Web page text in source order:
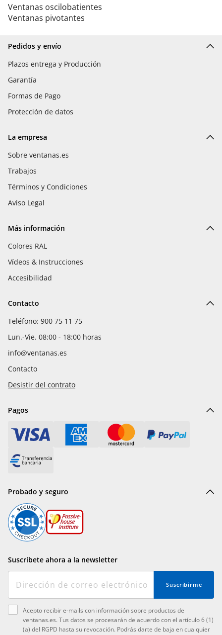
Ventanas oscilobatientes
Ventanas pivotantes
Pedidos y envío
Plazos entrega y Producción
Garantía
Formas de Pago
Protección de datos
La empresa
Sobre ventanas.es
Trabajos
Términos y Condiciones
Aviso Legal
Más información
Colores RAL
Vídeos & Instrucciones
Accesibilidad
Contacto
Teléfono: 900 75 11 75
Lun.-Vie. 08:00 - 18:00 horas
info@ventanas.es
Contacto
Desistir del contrato
Pagos
Probado y seguro
Suscríbete ahora a la newsletter
Suscribirme
Acepto recibir e-mails con información sobre productos de
ventanas.es. Tus datos se procesarán de acuerdo con el artículo 6 (1)
(a) del RGPD hasta su revocación. Podrás darte de baja en cualquier